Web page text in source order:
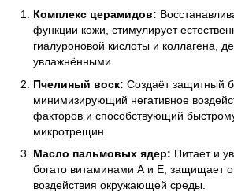
Комплекс церамидов:
функции кожи, стимулирует
гиалуроновой кислоты и коллагена,
увлажнёнными.
Пчелиный воск: Создаёт защитный
минимизирующий негативное
факторов и способствующий
микротрещин.
Масло пальмовых ядер: Питает и
богато витаминами А и Е, защищает
воздействия окружающей среды.